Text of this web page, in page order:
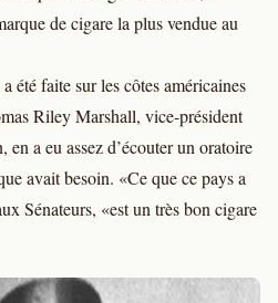
de cigare la plus vendue au
été faite sur les côtes américaines
Riley Marshall, vice-président
a eu assez d’écouter un oratoire
avait besoin. «Ce que ce pays a
Sénateurs, «est un très bon cigare